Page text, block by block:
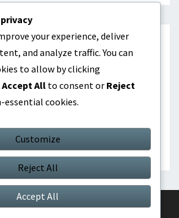
prestasjoner
byWordPress |Theme:Nisarg
your experience, deliver
and analyze traffic. You can
to allow by clicking
Accept All to consent or Reject
essential cookies.
Customize
Reject All
Accept All